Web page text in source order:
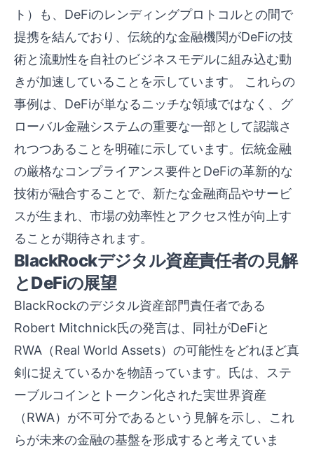
ト）も、DeFiのレンディングプロトコルとの間で
提携を結んでおり、伝統的な金融機関がDeFiの技
術と流動性を自社のビジネスモデルに組み込む動
きが加速していることを示しています。 これらの
事例は、DeFiが単なるニッチな領域ではなく、グ
ローバル金融システムの重要な一部として認識さ
れつつあることを明確に示しています。伝統金融
の厳格なコンプライアンス要件とDeFiの革新的な
技術が融合することで、新たな金融商品やサービ
スが生まれ、市場の効率性とアクセス性が向上す
ることが期待されます。
BlackRockデジタル資産責任者の見解
とDeFiの展望
BlackRockのデジタル資産部門責任者である
Robert Mitchnick氏の発言は、同社がDeFiと
RWA（Real World Assets）の可能性をどれほど真
剣に捉えているかを物語っています。氏は、ステ
ーブルコインとトークン化された実世界資産
（RWA）が不可分であるという見解を示し、これ
らが未来の金融の基盤を形成すると考えていま